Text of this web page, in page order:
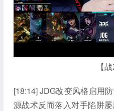
【
[18:14] JDG改变风格启用
源战术反而落入对手陷阱